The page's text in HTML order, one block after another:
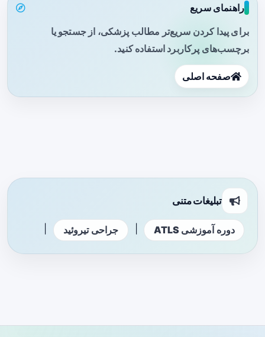
راهنمای سریع
برای پیدا کردن سریع‌تر مطالب پزشکی، از جستجو یا
برچسب‌های پرکاربرد استفاده کنید.
صفحه اصلی
تبلیغات متنی
دوره آموزشی ATLS جراحی تیروئید